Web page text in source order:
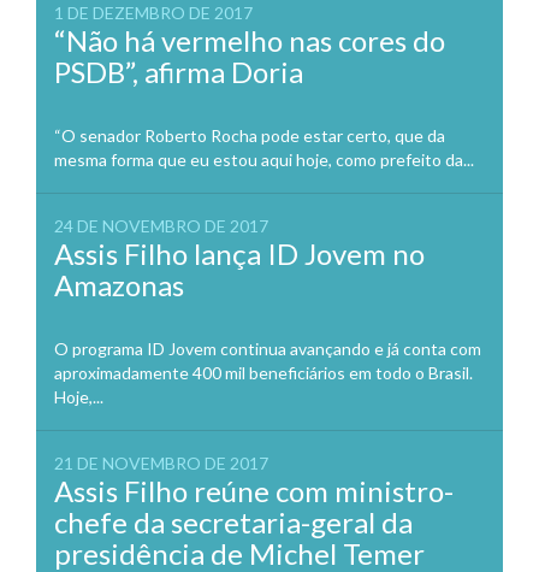
1 DE DEZEMBRO DE 2017
“Não há vermelho nas cores do
PSDB”, afirma Doria
“O senador Roberto Rocha pode estar certo, que da
mesma forma que eu estou aqui hoje, como prefeito da...
24 DE NOVEMBRO DE 2017
Assis Filho lança ID Jovem no
Amazonas
O programa ID Jovem continua avançando e já conta com
aproximadamente 400 mil beneficiários em todo o Brasil.
Hoje,...
21 DE NOVEMBRO DE 2017
Assis Filho reúne com ministro-
chefe da secretaria-geral da
presidência de Michel Temer